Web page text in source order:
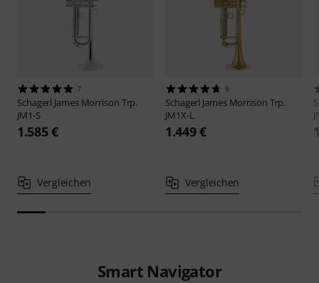
7
Schagerl James Morrison Trp.
JM1-S
1.585 €
Vergleichen
9
Schagerl James Morrison Trp.
JM1X-L
1.449 €
Vergleichen
Smart Navigator